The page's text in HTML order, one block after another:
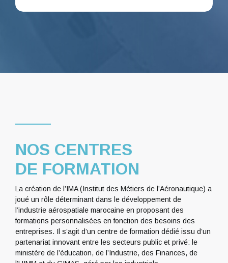
NOS CENTRES
DE FORMATION
La création de l’IMA (Institut des Métiers de l’Aéronautique) a
joué un rôle déterminant dans le développement de
l’industrie aérospatiale marocaine en proposant des
formations personnalisées en fonction des besoins des
entreprises. Il s’agit d’un centre de formation dédié issu d’un
partenariat innovant entre les secteurs public et privé: le
ministère de l’éducation, de l’Industrie, des Finances, de